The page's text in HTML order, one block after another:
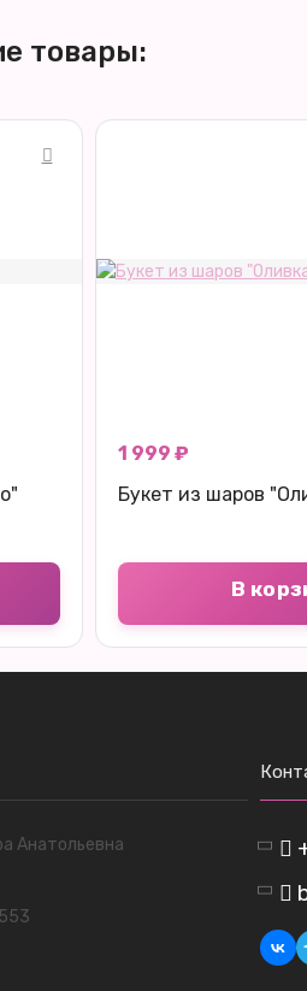
товары:
1 999 ₽
Букет из шаров
В
Анатольевна